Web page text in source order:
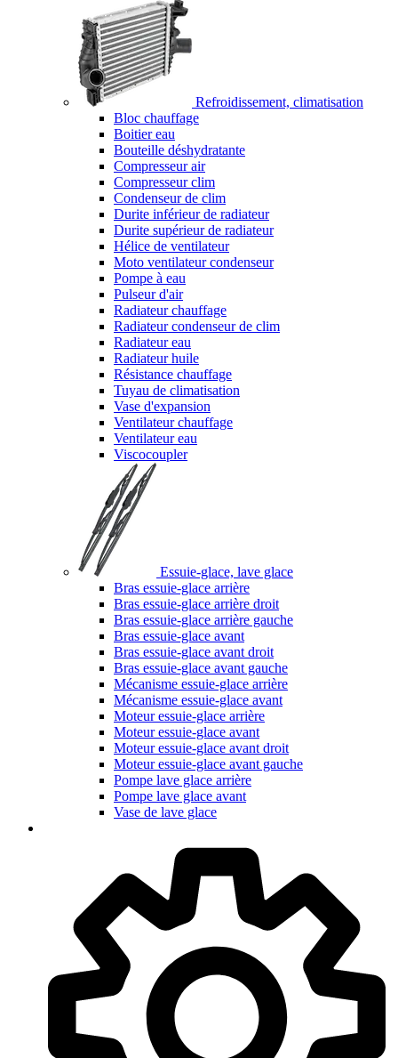
Refroidissement, climatisation
Bloc chauffage
Boitier eau
Bouteille déshydratante
Compresseur air
Compresseur clim
Condenseur de clim
Durite inférieur de radiateur
Durite supérieur de radiateur
Hélice de ventilateur
Moto ventilateur condenseur
Pompe à eau
Pulseur d'air
Radiateur chauffage
Radiateur condenseur de clim
Radiateur eau
Radiateur huile
Résistance chauffage
Tuyau de climatisation
Vase d'expansion
Ventilateur chauffage
Ventilateur eau
Viscocoupler
Essuie-glace, lave glace
Bras essuie-glace arrière
Bras essuie-glace arrière droit
Bras essuie-glace arrière gauche
Bras essuie-glace avant
Bras essuie-glace avant droit
Bras essuie-glace avant gauche
Mécanisme essuie-glace arrière
Mécanisme essuie-glace avant
Moteur essuie-glace arrière
Moteur essuie-glace avant
Moteur essuie-glace avant droit
Moteur essuie-glace avant gauche
Pompe lave glace arrière
Pompe lave glace avant
Vase de lave glace